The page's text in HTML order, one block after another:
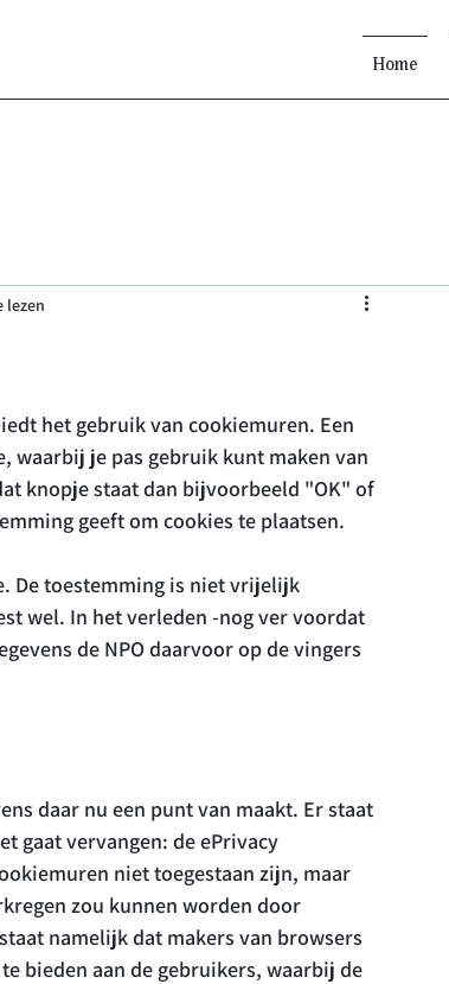
Home
lezen
het gebruik van cookiemuren. Een
waarbij je pas gebruik kunt maken van
knopje staat dan bijvoorbeeld "OK" of
geeft om cookies te plaatsen.
De toestemming is niet vrijelijk
wel. In het verleden -nog ver voordat
de NPO daarvoor op de vingers
daar nu een punt van maakt. Er staat
gaat vervangen: de ePrivacy
niet toegestaan zijn, maar
zou kunnen worden door
namelijk dat makers van browsers
bieden aan de gebruikers, waarbij de